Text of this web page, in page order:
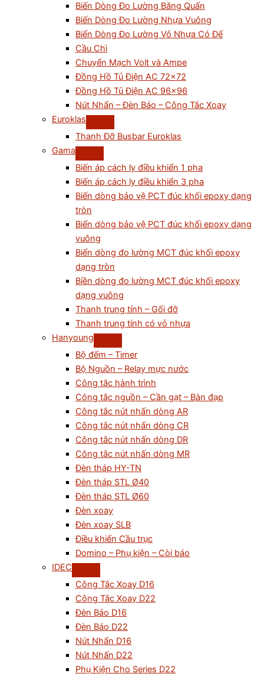
Biến Dòng Đo Lường Băng Quấn
Biến Dòng Đo Lường Nhựa Vuông
Biến Dòng Đo Lường Vỏ Nhựa Có Đế
Cầu Chì
Chuyển Mạch Volt và Ampe
Đồng Hồ Tủ Điện AC 72×72
Đồng Hồ Tủ Điện AC 96×96
Nút Nhấn – Đèn Báo – Công Tắc Xoay
Euroklas
Thanh Đỡ Busbar Euroklas
Gama
Biến áp cách ly điều khiển 1 pha
Biến áp cách ly điều khiển 3 pha
Biến dòng bảo vệ PCT đúc khối epoxy dạng
tròn
Biến dòng bảo vệ PCT đúc khối epoxy dạng
vuông
Biến dòng đo lường MCT đúc khối epoxy
dạng tròn
Biền dòng đo lường MCT đúc khối epoxy
dạng vuông
Thanh trung tính – Gối đỡ
Thanh trung tính có vỏ nhựa
Hanyoung
Bộ đếm – Timer
Bộ Nguồn – Relay mực nước
Công tắc hành trình
Công tắc nguồn – Cần gạt – Bàn đạp
Công tắc nút nhấn dòng AR
Công tắc nút nhấn dòng CR
Công tắc nút nhấn dòng DR
Công tắc nút nhấn dòng MR
Đèn tháp HY-TN
Đèn tháp STL Ø40
Đèn tháp STL Ø60
Đèn xoay
Đèn xoay SLB
Điều khiển Cầu trục
Domino – Phụ kiện – Còi báo
IDEC
Công Tắc Xoay D16
Công Tắc Xoay D22
Đèn Báo D16
Đèn Báo D22
Nút Nhấn D16
Nút Nhấn D22
Phụ Kiện Cho Series D22